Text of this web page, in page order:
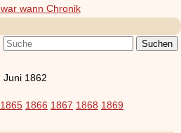
Juni 1862
1865 1866 1867 1868 1869